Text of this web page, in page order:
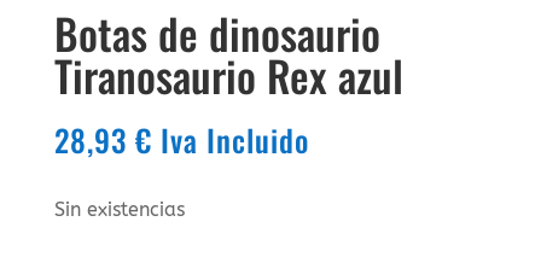
Botas de dinosaurio
Tiranosaurio Rex azul
28,93 € Iva Incluido
Sin existencias